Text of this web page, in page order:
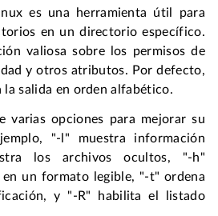
es una herramienta útil para
en un directorio específico.
valiosa sobre los permisos de
y otros atributos. Por defecto,
la salida en orden alfabético.
varias opciones para mejorar su
"-l" muestra información
los archivos ocultos, "-h"
en un formato legible, "-t" ordena
y "-R" habilita el listado